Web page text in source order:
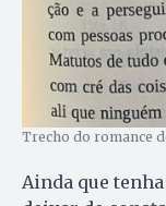
Trecho do romance
Ainda que